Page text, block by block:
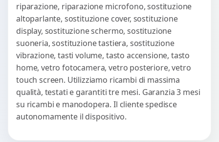
riparazione, riparazione microfono, sostituzione
altoparlante, sostituzione cover, sostituzione
display, sostituzione schermo, sostituzione
suoneria, sostituzione tastiera, sostituzione
vibrazione, tasti volume, tasto accensione, tasto
home, vetro fotocamera, vetro posteriore, vetro
touch screen. Utilizziamo ricambi di massima
qualità, testati e garantiti tre mesi. Garanzia 3 mesi
su ricambi e manodopera. Il cliente spedisce
autonomamente il dispositivo.